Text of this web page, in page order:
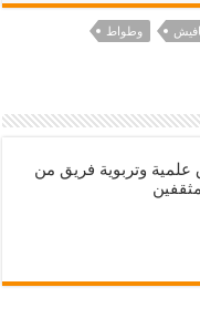
وطواط
وتربوية فريق من